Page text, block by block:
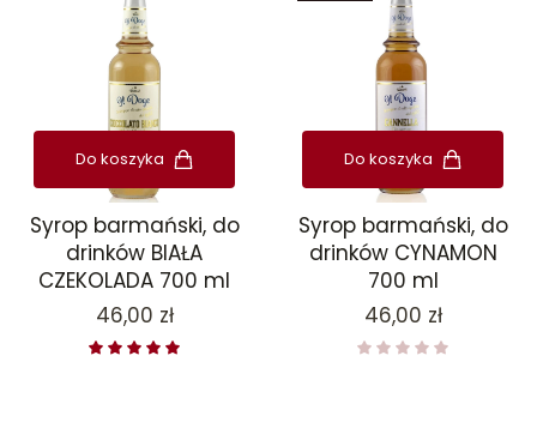
Do koszyka
Syrop barmański, do
drinków BIAŁA
CZEKOLADA 700 ml
Cena
46,00 zł
Do koszyka
Syrop barmański, do
drinków CYNAMON
700 ml
Cena
46,00 zł